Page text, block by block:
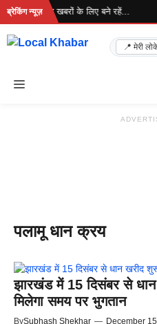
Skip
content
ब्रेकिंग न्यूज़
रहा है... ताज़ा खबरों के लिए बने रहें...
Menu
पलामू धान क्रय
झारखंड में 15 दिसंबर से
मिलेगा समय पर भुगतान
BySubhash Shekhar — December